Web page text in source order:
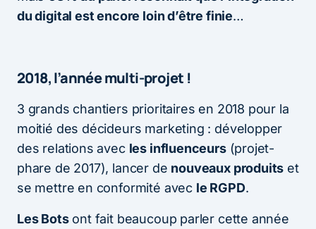
du digital est encore loin d’être finie…
2018, l’année multi-projet !
3 grands chantiers prioritaires en 2018 pour la
moitié des décideurs marketing : développer
des relations avec les influenceurs(projet-
phare de 2017), lancer de nouveaux produits et
se mettre en conformité avec le RGPD.
Les Botsont fait beaucoup parler cette année